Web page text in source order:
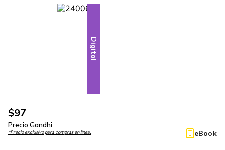
Digital
$97
Precio Gandhi
*Precio exclusivo para compras en línea. eBook